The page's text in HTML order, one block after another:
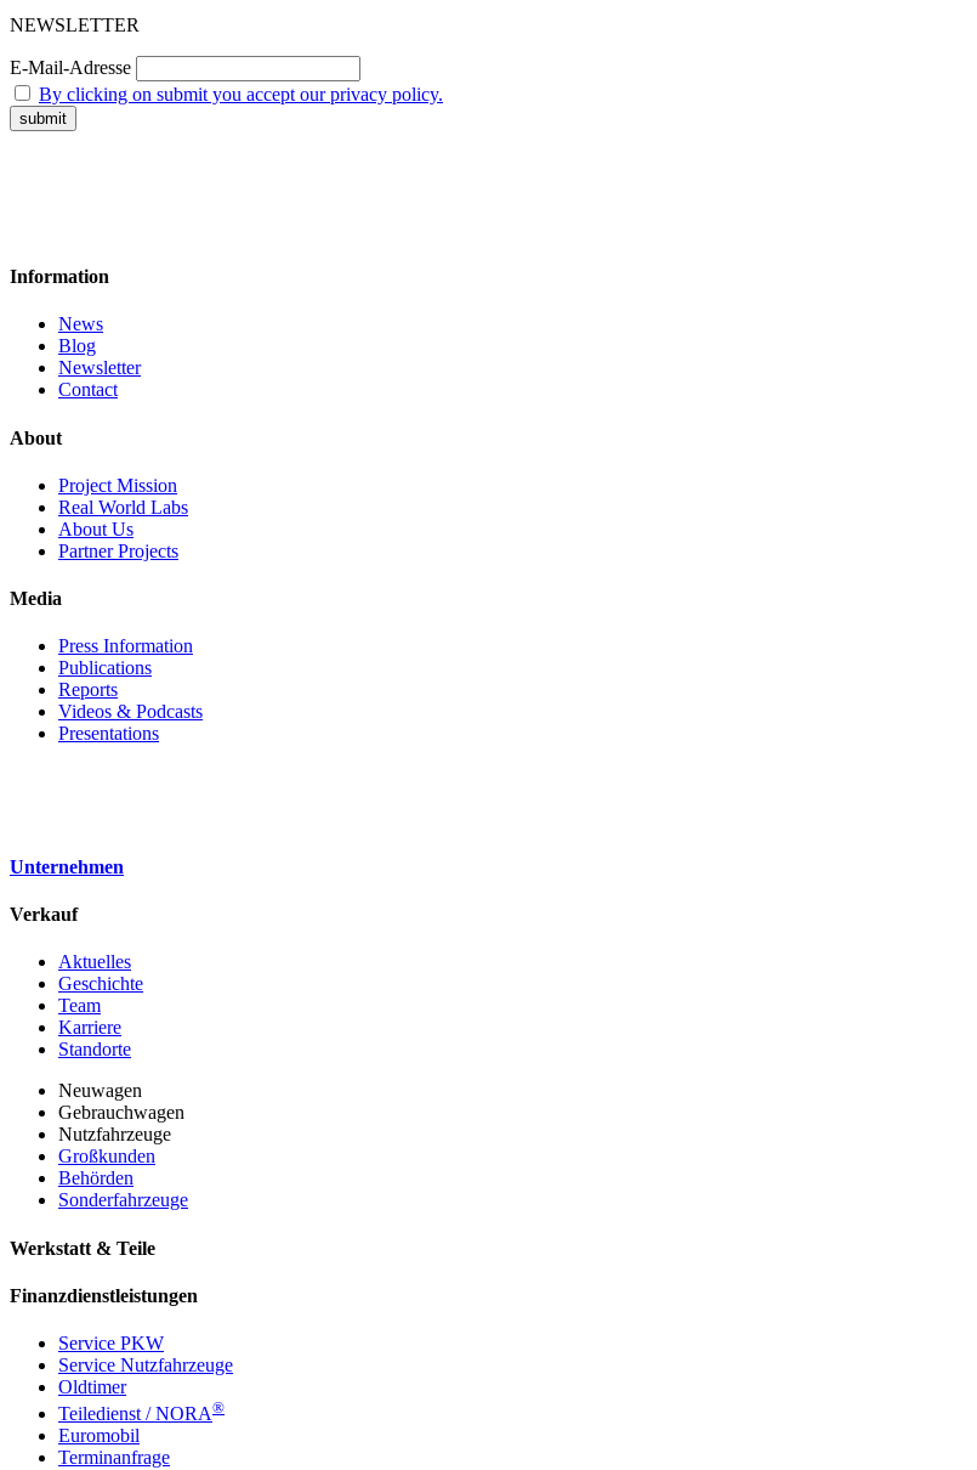
NEWSLETTER
E-Mail-Adresse
By clicking on submit you accept our privacy policy.
Information
News
Blog
Newsletter
Contact
About
Project Mission
Real World Labs
About Us
Partner Projects
Media
Press Information
Publications
Reports
Videos & Podcasts
Presentations
Unternehmen
Verkauf
Aktuelles
Geschichte
Team
Karriere
Standorte
Neuwagen
Gebrauchwagen
Nutzfahrzeuge
Großkunden
Behörden
Sonderfahrzeuge
Werkstatt & Teile
Finanzdienstleistungen
Service PKW
Service Nutzfahrzeuge
Oldtimer
Teiledienst / NORA®
Euromobil
Terminanfrage